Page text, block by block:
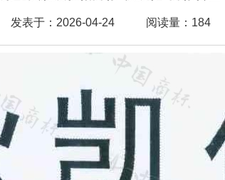
发表于：2026-04-24 阅读量：184